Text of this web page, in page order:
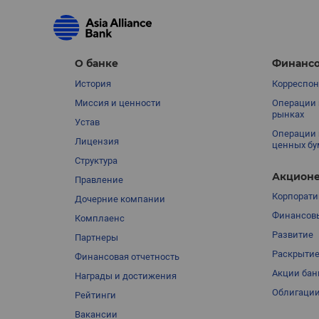
О банке
История
Миссия и ценности
Устав
Лицензия
Структура
Правление
Дочерние компании
Комплаенс
Партнеры
Финансовая отчетность
Награды и достижения
Рейтинги
Вакансии
Операции
рынках
Операции
ценных
Развитие
Акции